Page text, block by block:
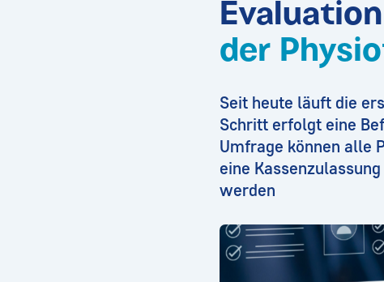
der
Seit heute läuft die
Schritt erfolgt eine
Umfrage können alle
eine
werden